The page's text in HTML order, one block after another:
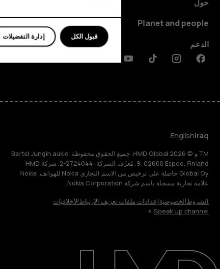
حول
حول
Planet and people
الدعم
Facebook
Instagram
Tiktok
Youtube
Linkedin
Discord
Iraq
English
TM و © 2026 HMD Global. جميع الحقوق محفوظة. Bertel Jungin aukio
9, 02600 Espoo, Finland. مُعرِّف الشركة: 2724044-2. شركة HMD
Global Oy حاصلة على ترخيص من الاسم التجاري Nokia للهواتف. Nokia
علامة تجارية مسجلة باسم شركة Nokia Corporation.
الشروطالخصوصيةإعدادات ملفات تعريف الارتباطالأخلاقيات
Speak Up channel
إدارة التفضيلات قبول الكل